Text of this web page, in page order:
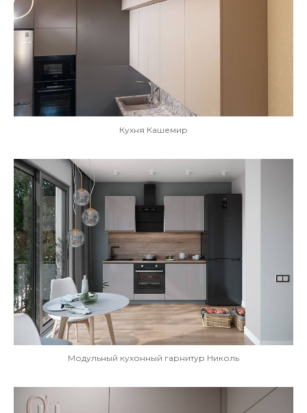
Кухня Кашемир
Модульный кухонный гарнитур Николь